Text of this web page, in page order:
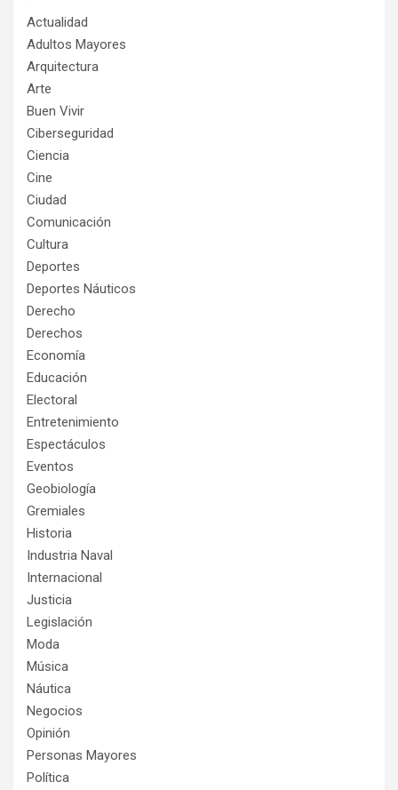
Actualidad
Adultos Mayores
Arquitectura
Arte
Buen Vivir
Ciberseguridad
Ciencia
Cine
Ciudad
Comunicación
Cultura
Deportes
Deportes Náuticos
Derecho
Derechos
Economía
Educación
Electoral
Entretenimiento
Espectáculos
Eventos
Geobiología
Gremiales
Historia
Industria Naval
Internacional
Justicia
Legislación
Moda
Música
Náutica
Negocios
Opinión
Personas Mayores
Política